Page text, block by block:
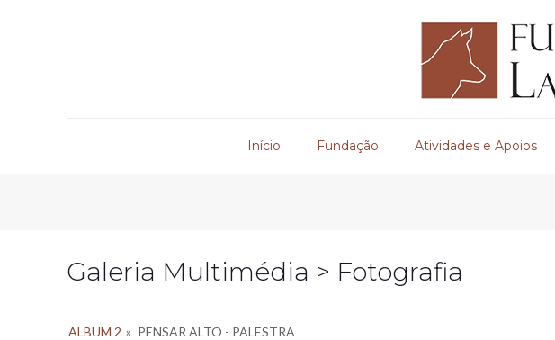
Início Fundação Atividades e Apoios
Galeria Multimédia > Fotografia
ALBUM 2 » PENSAR ALTO - PALESTRA